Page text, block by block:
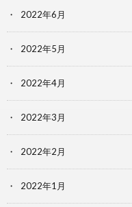
2022年6月
2022年5月
2022年4月
2022年3月
2022年2月
2022年1月